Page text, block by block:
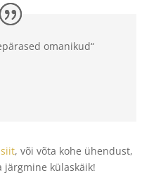
omanikud“
siit, või võta kohe ühendust,
järgmine külaskäik!